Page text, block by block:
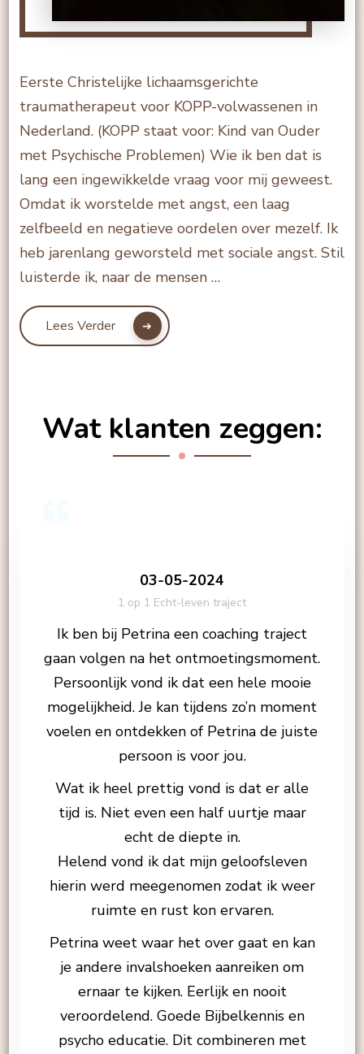
Eerste Christelijke lichaamsgerichte
traumatherapeut voor KOPP-volwassenen in
Nederland. (KOPP staat voor: Kind van Ouder
met Psychische Problemen) Wie ik ben dat is
lang een ingewikkelde vraag voor mij geweest.
Omdat ik worstelde met angst, een laag
zelfbeeld en negatieve oordelen over mezelf. Ik
heb jarenlang geworsteld met sociale angst. Stil
luisterde ik, naar de mensen …
Lees Verder
Wat klanten zeggen:
03-05-2024
1 op 1 Echt-leven traject
Ik ben bij Petrina een coaching traject
gaan volgen na het ontmoetingsmoment.
Persoonlijk vond ik dat een hele mooie
mogelijkheid. Je kan tijdens zo’n moment
voelen en ontdekken of Petrina de juiste
persoon is voor jou.
Wat ik heel prettig vond is dat er alle
tijd is. Niet even een half uurtje maar
echt de diepte in.
Helend vond ik dat mijn geloofsleven
hierin werd meegenomen zodat ik weer
ruimte en rust kon ervaren.
Petrina weet waar het over gaat en kan
je andere invalshoeken aanreiken om
ernaar te kijken. Eerlijk en nooit
veroordelend. Goede Bijbelkennis en
psycho educatie. Dit combineren met